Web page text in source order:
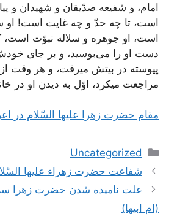
امام، و شفيعه صدّيقان و شهيدان و
است، تا چه حدّ و چه غايت است! او
است، او جوهره و سلاله نبوّت
دست او را مى‌بوسيد، و بر جاى
پيوسته در بيتش ميرفت، و هر وقت
مراجعت ميكرد، اوّل به ديدن او در
مقام حضرت زهرا عليها السّلام در
دسته‌ها
Uncategorized
ناوبری
نوشته‌ها
شفاعت حضرت زهراء عليها
علت نامیده شدن حضرت زهرا
(ام ابیها)